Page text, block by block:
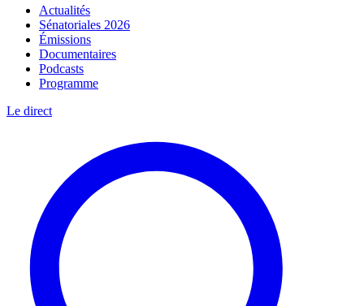
Actualités
Sénatoriales 2026
Émissions
Documentaires
Podcasts
Programme
Le direct